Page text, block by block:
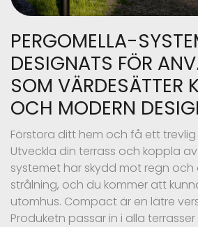
PERGOMELLA-
DESIGNATS FÖR
SOM VÄRDESÄTTER
OCH MODERN
Förstora ditt hem och få ett
Utveckla din terrass och koppla
systemet har skydd mot regn och
strålning, och du kommer att
utomhus. Compact är en lätre
Produketn passar in i alla